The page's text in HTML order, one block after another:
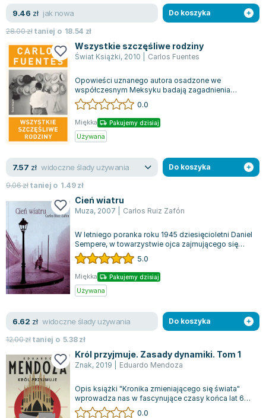
9.46 zł jak nowa
28.00złtaniej o 18.54 zł
Do koszyka
Wszystkie szczęśliwe rodziny
Świat Książki, 2010 Carlos Fuentes
Opowieści uznanego autora osadzone we
współczesnym Meksyku badają zagadnienia
związane z „ciepłem rodzinnym”, które przybiera
różn...
0.0
Miękka Pakujemy dzisiaj
Używana
7.57 zł widoczne ślady używania
9.06złtaniej o 1.49zł
Do koszyka
Cień wiatru
Muza, 2007 Carlos Ruiz Zafón
W letniego poranka roku 1945 dziesięcioletni Daniel
Sempere, w towarzystwie ojca zajmującego się
księgarstwem i antykwariatami, od...
5.0
Miękka Pakujemy dzisiaj
Używana
6.62 zł widoczne ślady używania
12.00złtaniej o 5.38zł
Do koszyka
Król przyjmuje. Zasady dynamiki. Tom 1
Znak, 2019 Eduardo Mendoza
Opis książki "Kronika zmieniającego się świata"
wprowadza nas w fascynujące czasy końca lat 60.,
gdzie młody dziennikarz Rufo Bata...
0.0